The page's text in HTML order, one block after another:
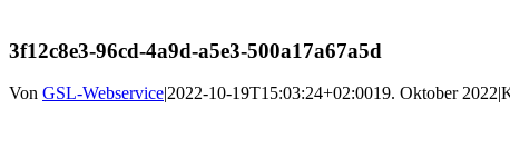
3f12c8e3-96cd-4a9d-a5e3-500a17a67a5d
Von GSL-Webservice|2022-10-19T15:03:24+02:0019. Oktober 2022|